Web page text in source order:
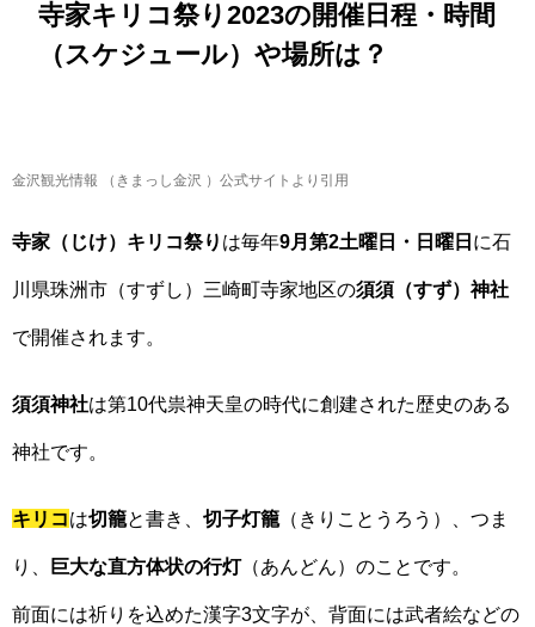
寺家キリコ祭り2023の開催日程・時間
（スケジュール）や場所は？
金沢観光情報 （きまっし金沢 ）公式サイトより引用
寺家（じけ）キリコ祭り は毎年9月第2土曜日・日曜日 に石
川県珠洲市（すずし）三崎町寺家地区の須須（すず）神社
で開催されます。
須須神社は第10代祟神天皇の時代に創建された歴史のある
神社です。
キリコは切籠と書き、 切子灯籠 （きりことうろう）、つま
り、 巨大な直方体状の行灯（あんどん）のことです。
前面には祈りを込めた漢字3文字が、背面には武者絵などの